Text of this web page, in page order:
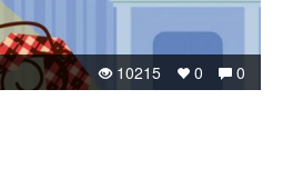
0
0
10215